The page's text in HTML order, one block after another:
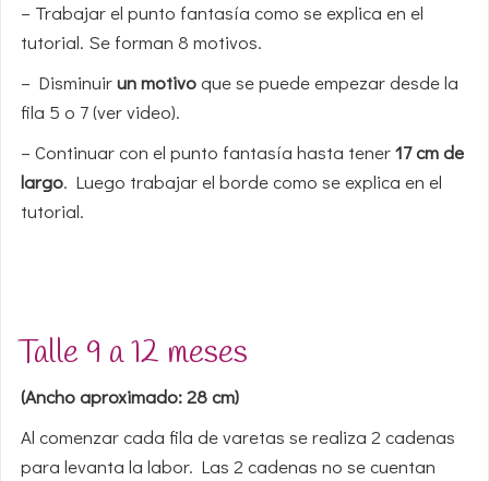
– Trabajar el punto fantasía como se explica en el
tutorial. Se forman 8 motivos.
– Disminuirun motivoque se puede empezar desde la
fila 5 o 7 (ver video).
– Continuar con el punto fantasía hasta tener17 cm de
largo. Luego trabajar el borde como se explica en el
tutorial.
Talle 9 a 12 meses
(Ancho aproximado: 28 cm)
Al comenzar cada fila de varetas se realiza 2 cadenas
para levanta la labor. Las 2 cadenas no se cuentan